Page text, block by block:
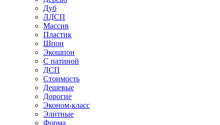
Дуб
ЛДСП
Массив
Пластик
Шпон
Экошпон
С патиной
ДСП
Стоимость
Дешевые
Дорогие
Эконом-класс
Элитные
Форма